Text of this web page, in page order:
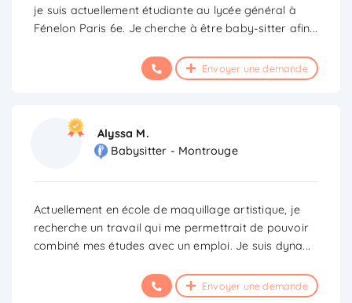
je suis actuellement étudiante au lycée général à
Fénelon Paris 6e. Je cherche à être baby-sitter afin...
Envoyer une demande
Alyssa M.
Babysitter - Montrouge
Actuellement en école de maquillage artistique, je
recherche un travail qui me permettrait de pouvoir
combiné mes études avec un emploi. Je suis dyna...
Envoyer une demande